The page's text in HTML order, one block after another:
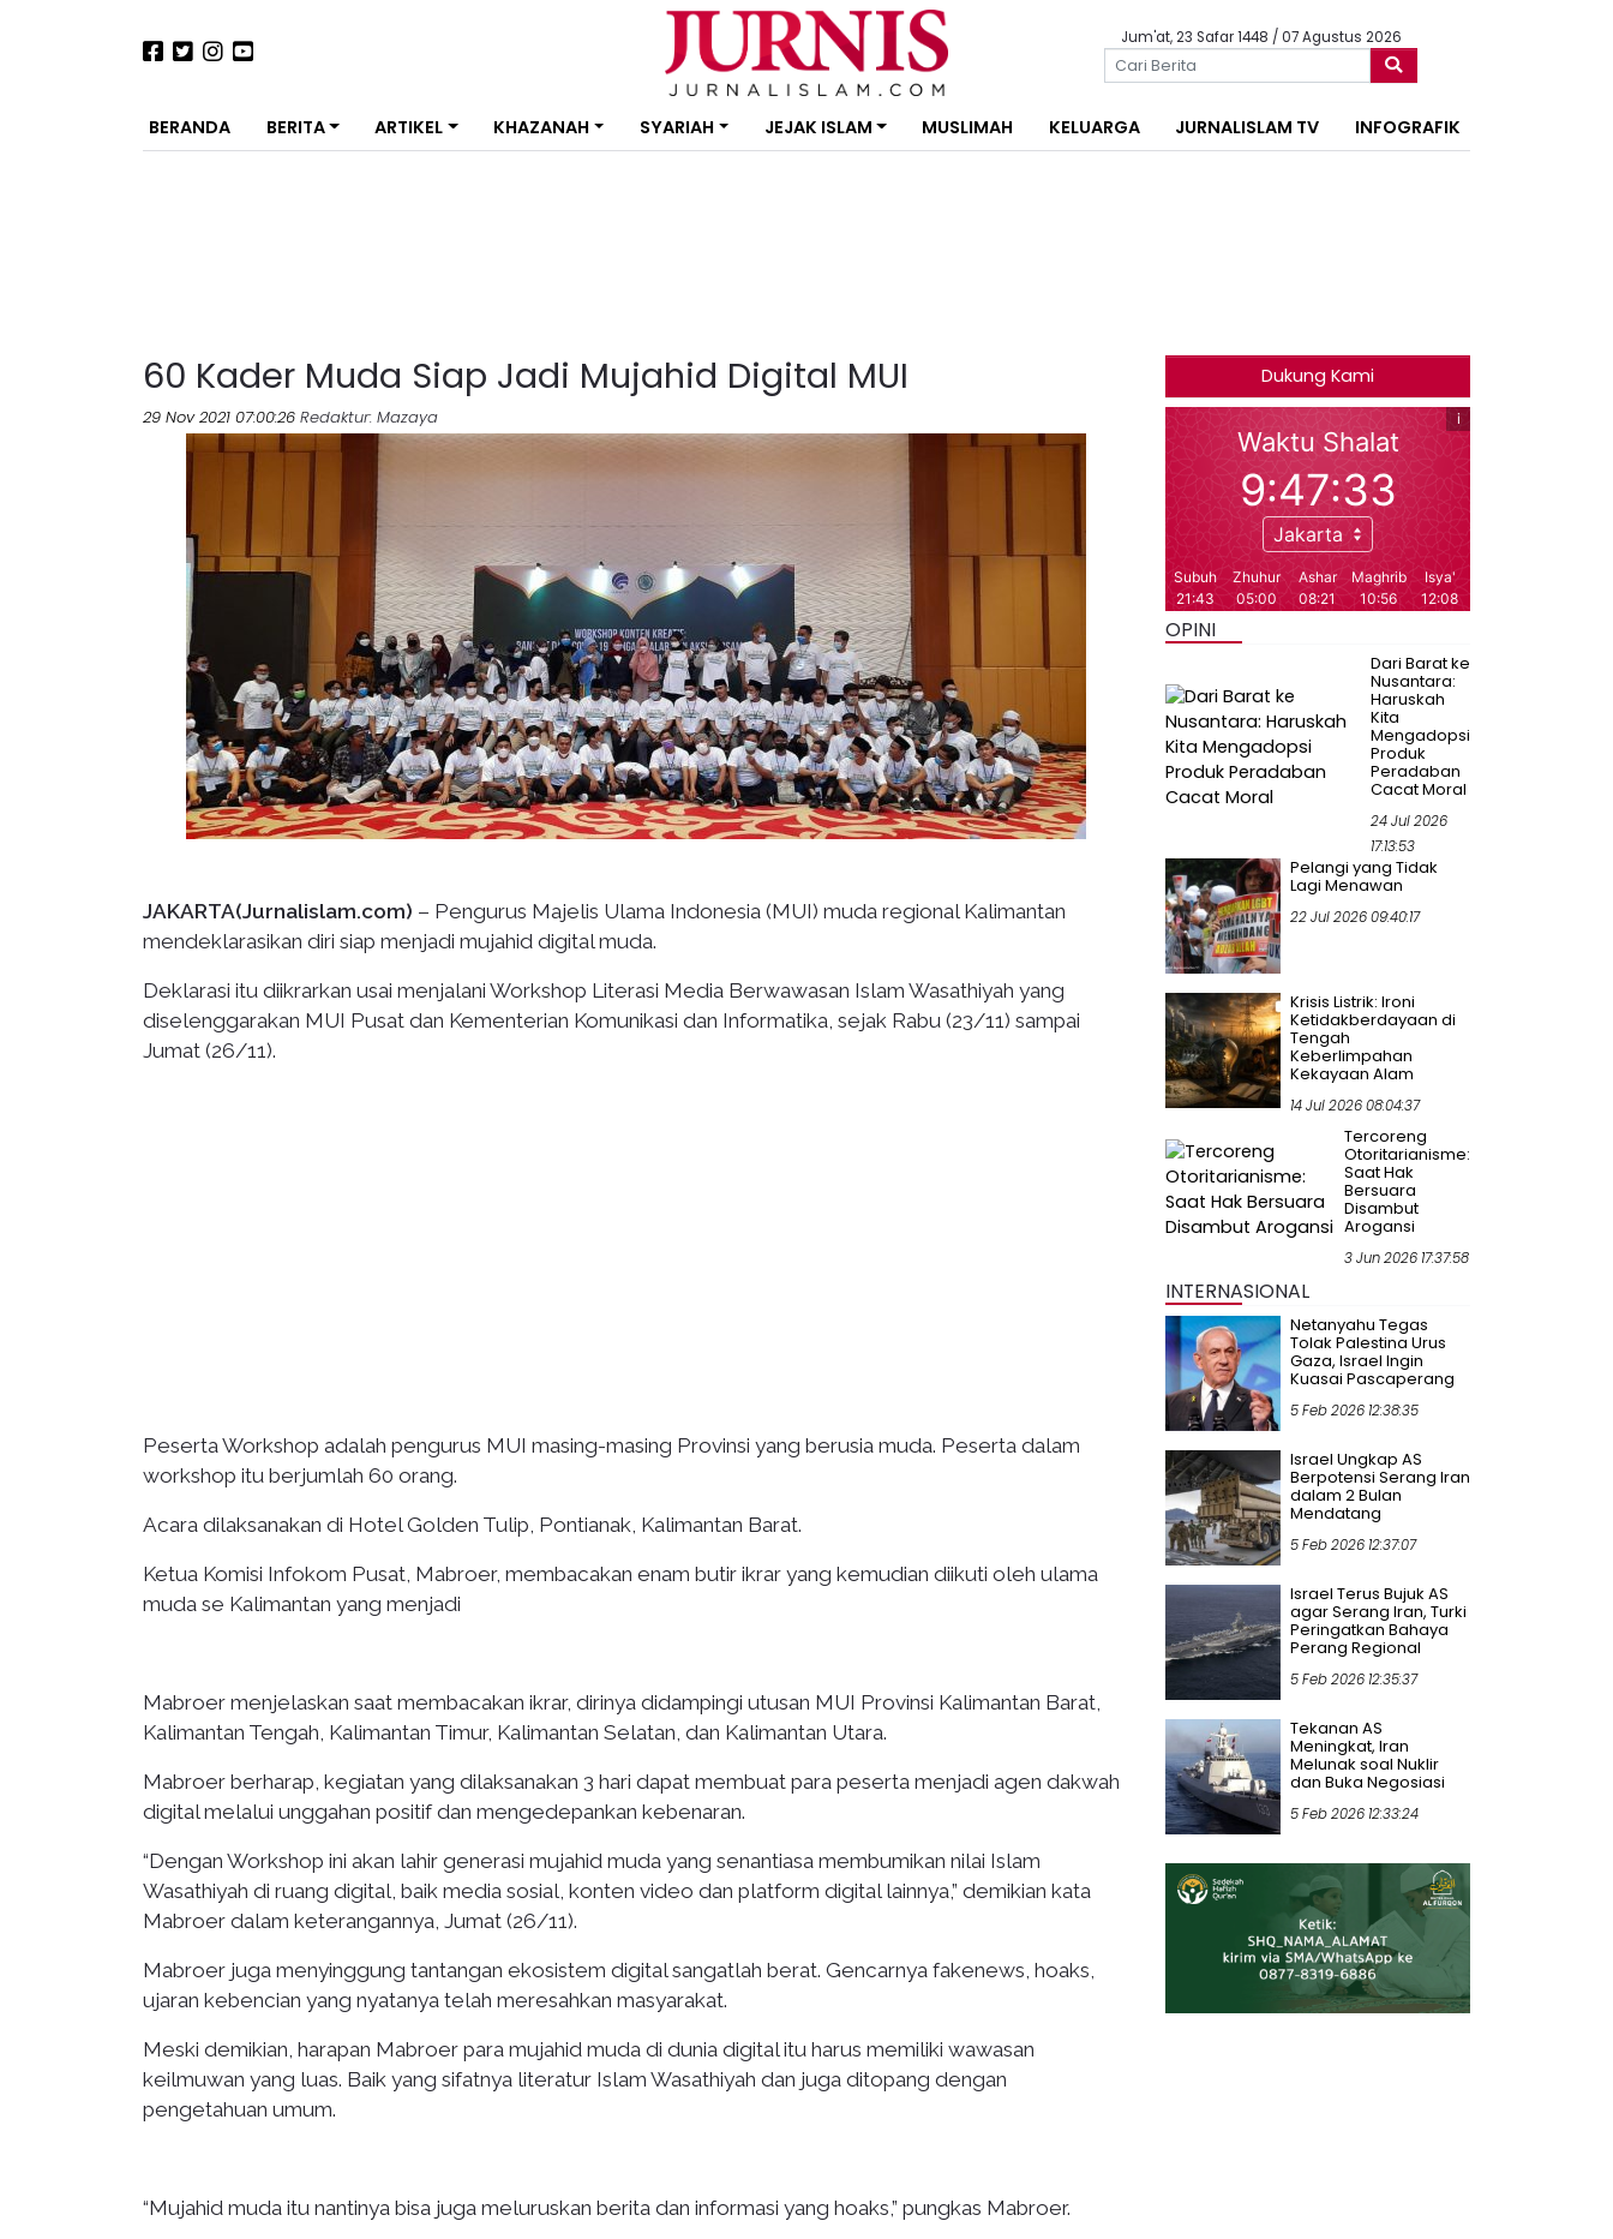
Jum'at, 23 Safar 1448 / 07 Agustus 2026
BERANDA BERITA ARTIKEL KHAZANAH SYARIAH JEJAK ISLAM MUSLIMAH KELUARGA JURNALISLAM TV INFOGRAFIK
60 Kader Muda Siap Jadi Mujahid Digital MUI
29 Nov 2021 07:00:26 Redaktur: Mazaya
JAKARTA(Jurnalislam.com) – Pengurus Majelis Ulama Indonesia (MUI) muda regional Kalimantan
mendeklarasikan diri siap menjadi mujahid digital muda.
Deklarasi itu diikrarkan usai menjalani Workshop Literasi Media Berwawasan Islam Wasathiyah yang
diselenggarakan MUI Pusat dan Kementerian Komunikasi dan Informatika, sejak Rabu (23/11) sampai
Jumat (26/11).
Peserta Workshop adalah pengurus MUI masing-masing Provinsi yang berusia muda. Peserta dalam
workshop itu berjumlah 60 orang.
Acara dilaksanakan di Hotel Golden Tulip, Pontianak, Kalimantan Barat.
Ketua Komisi Infokom Pusat, Mabroer, membacakan enam butir ikrar yang kemudian diikuti oleh ulama
muda se Kalimantan yang menjadi
Mabroer menjelaskan saat membacakan ikrar, dirinya didampingi utusan MUI Provinsi Kalimantan Barat,
Kalimantan Tengah, Kalimantan Timur, Kalimantan Selatan, dan Kalimantan Utara.
Mabroer berharap, kegiatan yang dilaksanakan 3 hari dapat membuat para peserta menjadi agen dakwah
digital melalui unggahan positif dan mengedepankan kebenaran.
“Dengan Workshop ini akan lahir generasi mujahid muda yang senantiasa membumikan nilai Islam
Wasathiyah di ruang digital, baik media sosial, konten video dan platform digital lainnya,” demikian kata
Mabroer dalam keterangannya, Jumat (26/11).
Mabroer juga menyinggung tantangan ekosistem digital sangatlah berat. Gencarnya fakenews, hoaks,
ujaran kebencian yang nyatanya telah meresahkan masyarakat.
Meski demikian, harapan Mabroer para mujahid muda di dunia digital itu harus memiliki wawasan
keilmuwan yang luas. Baik yang sifatnya literatur Islam Wasathiyah dan juga ditopang dengan
pengetahuan umum.
“Mujahid muda itu nantinya bisa juga meluruskan berita dan informasi yang hoaks,” pungkas Mabroer.
Dukung Kami
OPINI
Dari Barat ke
Nusantara:
Haruskah
Kita
Mengadopsi
Produk
Peradaban
Cacat Moral
24 Jul 2026
17:13:53
Pelangi yang Tidak
Lagi Menawan
22 Jul 2026 09:40:17
Krisis Listrik: Ironi
Ketidakberdayaan di
Tengah
Keberlimpahan
Kekayaan Alam
14 Jul 2026 08:04:37
Tercoreng
Otoritarianisme:
Saat Hak
Bersuara
Disambut
Arogansi
3 Jun 2026 17:37:58
INTERNASIONAL
Netanyahu Tegas
Tolak Palestina Urus
Gaza, Israel Ingin
Kuasai Pascaperang
5 Feb 2026 12:38:35
Israel Ungkap AS
Berpotensi Serang Iran
dalam 2 Bulan
Mendatang
5 Feb 2026 12:37:07
Israel Terus Bujuk AS
agar Serang Iran, Turki
Peringatkan Bahaya
Perang Regional
5 Feb 2026 12:35:37
Tekanan AS
Meningkat, Iran
Melunak soal Nuklir
dan Buka Negosiasi
5 Feb 2026 12:33:24